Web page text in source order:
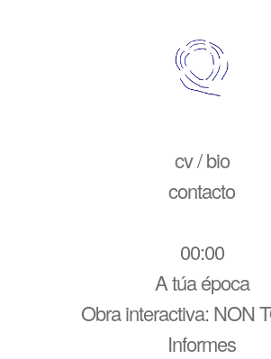
cv / bio
contacto
00:00
A túa época
Obra interactiva: NON
Informes